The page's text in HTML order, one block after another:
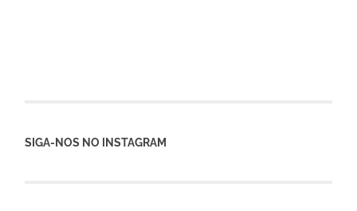
SIGA-NOS NO INSTAGRAM